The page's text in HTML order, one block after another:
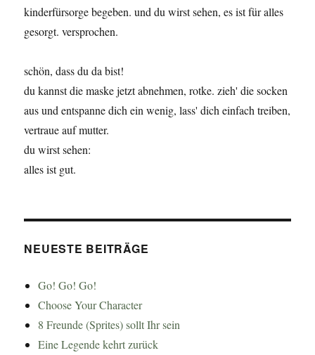
kinderfürsorge begeben. und du wirst sehen, es ist für alles
gesorgt. versprochen.
schön, dass du da bist!
du kannst die maske jetzt abnehmen, rotke. zieh' die socken
aus und entspanne dich ein wenig, lass' dich einfach treiben,
vertraue auf mutter.
du wirst sehen:
alles ist gut.
NEUESTE BEITRÄGE
Go! Go! Go!
Choose Your Character
8 Freunde (Sprites) sollt Ihr sein
Eine Legende kehrt zurück